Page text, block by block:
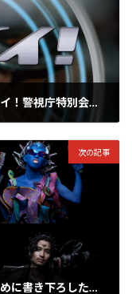
橋本環奈 主演の人気TVドラマ『トクメイ！警視庁特別会計係』のサウンドトラックが12/13に発売決定
次の記事
King Gnu、PlayStationの新CM曲のために書き下ろした楽曲『 ):阿修羅:( 』が公式YouTubeチャンネルで公開